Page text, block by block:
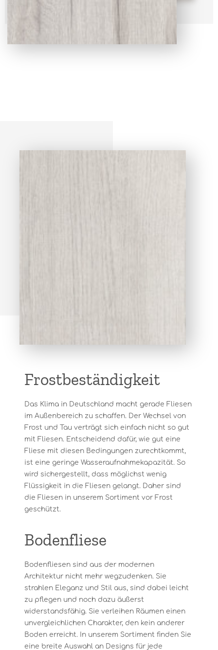
Frostbeständigkeit
Das Klima in Deutschland macht gerade Fliesen
im Außenbereich zu schaffen. Der Wechsel von
Frost und Tau verträgt sich einfach nicht so gut
mit Fliesen. Entscheidend dafür, wie gut eine
Fliese mit diesen Bedingungen zurechtkommt,
ist eine geringe Wasseraufnahmekapazität. So
wird sichergestellt, dass möglichst wenig
Flüssigkeit in die Fliesen gelangt. Daher sind
die Fliesen in unserem Sortiment vor Frost
geschützt.
Bodenfliese
Bodenfliesen sind aus der modernen
Architektur nicht mehr wegzudenken. Sie
strahlen Eleganz und Stil aus, sind dabei leicht
zu pflegen und noch dazu äußerst
widerstandsfähig. Sie verleihen Räumen einen
unvergleichlichen Charakter, den kein anderer
Boden erreicht. In unserem Sortiment finden Sie
eine breite Auswahl an Designs für jede